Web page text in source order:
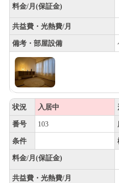
料金/月(保証金)
共益費・光熱費/月
備考・部屋設備
状況 入居中
番号 103
条件
料金/月(保証金)
共益費・光熱費/月